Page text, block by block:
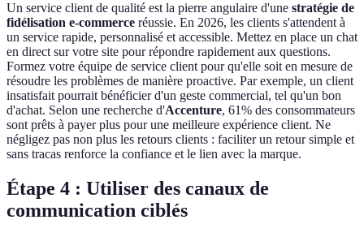
Un service client de qualité est la pierre angulaire d'une stratégie de
fidélisation e-commerce réussie. En 2026, les clients s'attendent à
un service rapide, personnalisé et accessible. Mettez en place un chat
en direct sur votre site pour répondre rapidement aux questions.
Formez votre équipe de service client pour qu'elle soit en mesure de
résoudre les problèmes de manière proactive. Par exemple, un client
insatisfait pourrait bénéficier d'un geste commercial, tel qu'un bon
d'achat. Selon une recherche d'Accenture, 61% des consommateurs
sont prêts à payer plus pour une meilleure expérience client. Ne
négligez pas non plus les retours clients : faciliter un retour simple et
sans tracas renforce la confiance et le lien avec la marque.
Étape 4 : Utiliser des canaux de
communication ciblés